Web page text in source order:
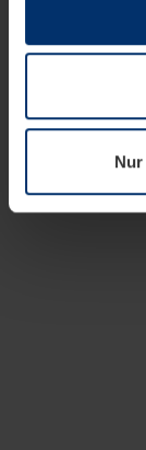
wenn diese für
notwendig
wir Ihre
widerrufen.